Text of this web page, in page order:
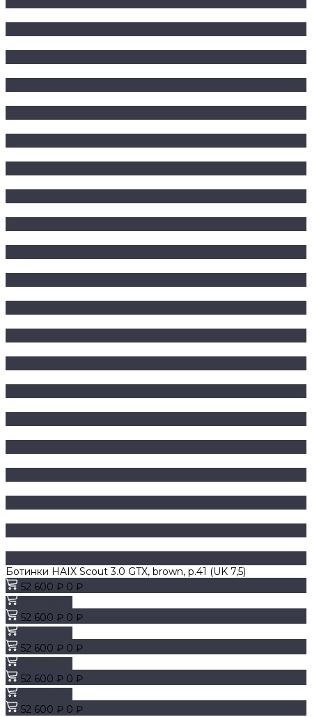
Ботинки HAIX Scout 3.0 GTX, brown, р.41 (UK 7,5)
52 600 ₽ 0 ₽
52 600 ₽ 0 ₽
52 600 ₽ 0 ₽
52 600 ₽ 0 ₽
52 600 ₽ 0 ₽